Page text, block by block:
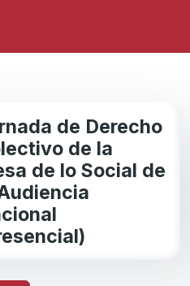
de Derecho
de la
de lo Social de